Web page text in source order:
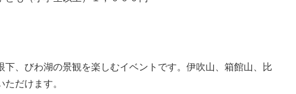
、びわ湖の景観を楽しむイベントです。伊吹山、箱館山、比
だけます。